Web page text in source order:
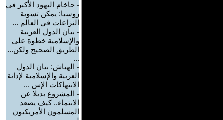
- حاخام اليهود الأكبر في
روسيا: يمكن تسوية
النزاعات في العالم ...
- بيان الدول العربية
والإسلامية خطوة على
الطريق الصحيح ولكن...
...
- الهباش: بيان الدول
العربية والإسلامية لإدانة
الانتهاكات الإس ...
- المشروع بديلا عن
الانتماء.. كيف يصعد
المسلمون الأمريكيون